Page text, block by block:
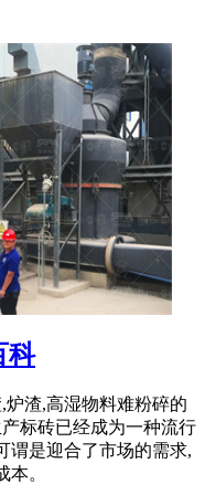
科
渣,高湿物料难粉碎的
标砖已经成为一种流行
谓是迎合了市场的需求,
。